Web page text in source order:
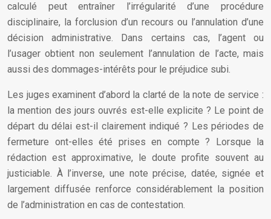
calculé peut entraîner l’irrégularité d’une procédure
disciplinaire, la forclusion d’un recours ou l’annulation d’une
décision administrative. Dans certains cas, l’agent ou
l’usager obtient non seulement l’annulation de l’acte, mais
aussi des dommages-intérêts pour le préjudice subi.
Les juges examinent d’abord la clarté de la note de service :
la mention des jours ouvrés est-elle explicite ? Le point de
départ du délai est-il clairement indiqué ? Les périodes de
fermeture ont-elles été prises en compte ? Lorsque la
rédaction est approximative, le doute profite souvent au
justiciable. À l’inverse, une note précise, datée, signée et
largement diffusée renforce considérablement la position
de l’administration en cas de contestation.